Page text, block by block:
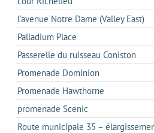
l'avenue Notre Dame (Valley East)
Palladium Place
Passerelle du ruisseau Coniston
Promenade Dominion
Promenade Hawthorne
promenade Scenic
Route municipale 35 –